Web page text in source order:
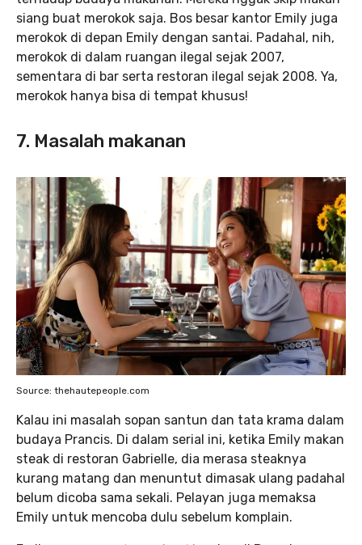
siang buat merokok saja. Bos besar kantor Emily juga
merokok di depan Emily dengan santai. Padahal, nih,
merokok di dalam ruangan ilegal sejak 2007,
sementara di bar serta restoran ilegal sejak 2008. Ya,
merokok hanya bisa di tempat khusus!
7. Masalah makanan
Source: thehautepeople.com
Kalau ini masalah sopan santun dan tata krama dalam
budaya Prancis. Di dalam serial ini, ketika Emily makan
steak di restoran Gabrielle, dia merasa steaknya
kurang matang dan menuntut dimasak ulang padahal
belum dicoba sama sekali. Pelayan juga memaksa
Emily untuk mencoba dulu sebelum komplain.